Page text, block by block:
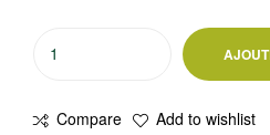
biberonCompare Add to wishlist